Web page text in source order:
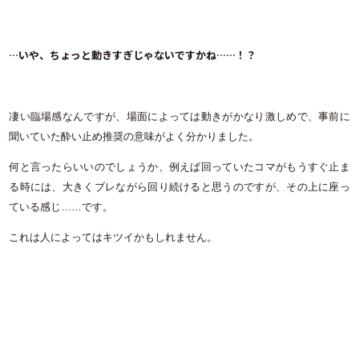
…いや、ちょっと動きすぎじゃないですかね……！？
凄い臨場感なんですが、場面によっては動きがかなり激しめで、事前に
聞いていた酔い止め推奨の意味がよく分かりました。
何と言ったらいいのでしょうか、例えば回っていたコマがもうすぐ止ま
る時には、大きくブレながら回り続けると思うのですが、その上に座っ
ている感じ……です。
これは人によってはキツイかもしれません。